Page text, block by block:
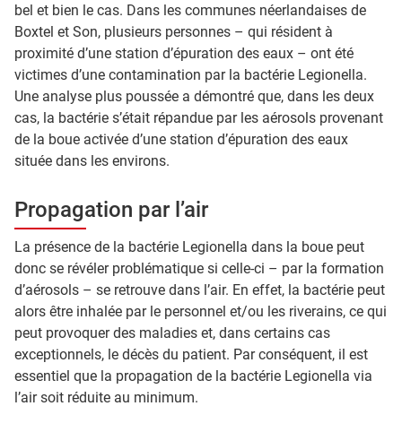
bel et bien le cas. Dans les communes néerlandaises de
Boxtel et Son, plusieurs personnes – qui résident à
proximité d’une station d’épuration des eaux – ont été
victimes d’une contamination par la bactérie Legionella.
Une analyse plus poussée a démontré que, dans les deux
cas, la bactérie s’était répandue par les aérosols provenant
de la boue activée d’une station d’épuration des eaux
située dans les environs.
Propagation par l’air
La présence de la bactérie Legionella dans la boue peut
donc se révéler problématique si celle-ci – par la formation
d’aérosols – se retrouve dans l’air. En effet, la bactérie peut
alors être inhalée par le personnel et/ou les riverains, ce qui
peut provoquer des maladies et, dans certains cas
exceptionnels, le décès du patient. Par conséquent, il est
essentiel que la propagation de la bactérie Legionella via
l’air soit réduite au minimum.